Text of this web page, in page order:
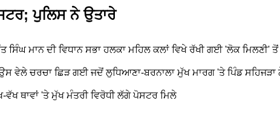
ਪੁਲਿਸ ਨੇ ਉਤਾਰੇ
ਸਿੰਘ ਮਾਨ ਦੀ ਵਿਧਾਨ ਸਭਾ ਹਲਕਾ ਮਹਿਲ ਕਲਾਂ ਵਿਖੇ ਰੱਖੀ ਗਈ 'ਲੋਕ ਮਿਲਣੀ'
ਵੇਲੇ ਚਰਚਾ ਛਿੜ ਗਈ ਜਦੋਂ ਲੁਧਿਆਣਾ-ਬਰਨਾਲਾ ਮੁੱਖ ਮਾਰਗ 'ਤੇ ਪਿੰਡ ਸਹਿਜੜਾ
ਥਾਵਾਂ 'ਤੇ ਮੁੱਖ ਮੰਤਰੀ ਵਿਰੋਧੀ ਲੱਗੇ ਪੋਸਟਰ ਮਿਲੇ